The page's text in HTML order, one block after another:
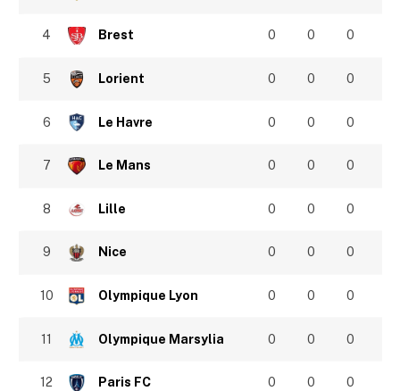
4 Brest 0 0 0
5 Lorient 0 0 0
6 Le Havre 0 0 0
7 Le Mans 0 0 0
8 Lille 0 0 0
9 Nice 0 0 0
10 Olympique Lyon 0 0 0
11 Olympique Marsylia 0 0 0
12 Paris FC 0 0 0